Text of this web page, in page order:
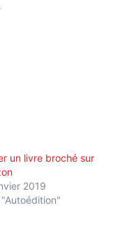
un livre broché sur
2019
"Autoédition"